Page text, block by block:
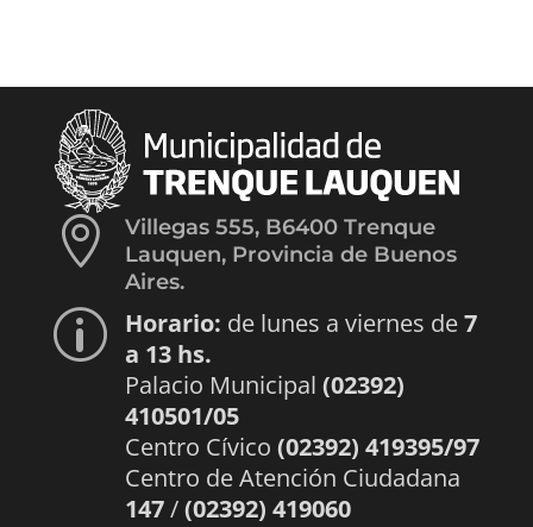

Villegas 555, B6400 Trenque
Lauquen, Provincia de Buenos
Aires.
p Horario: de lunes a viernes de7
a 13 hs.
Palacio Municipal (02392)
410501/05
Centro Cívico (02392) 419395/97
Centro de Atención Ciudadana
147/(02392) 419060